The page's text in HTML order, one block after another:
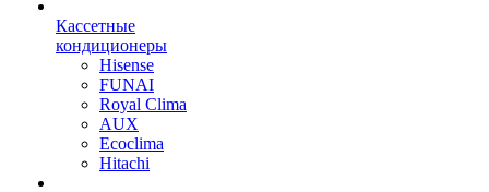
Кассетные
кондиционеры
Hisense
FUNAI
Royal Clima
AUX
Ecoclima
Hitachi